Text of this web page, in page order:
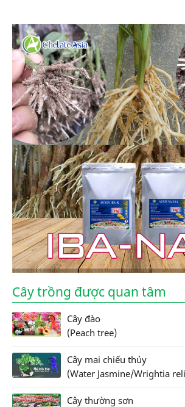
Cây trồng được quan tâm
Cây đào
(Peach tree)
Cây mai chiếu thủy
(Water Jasmine/Wrightia
Cây thường sơn